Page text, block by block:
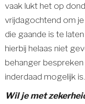
vaak lukt het op
vrijdagochtend om
die gaande is te
hierbij helaas niet
behanger
inderdaad mogelijk is.
Wil je met